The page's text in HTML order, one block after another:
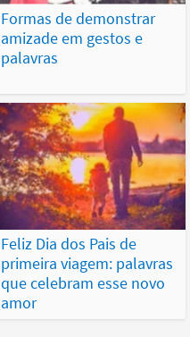
Formas de demonstrar
amizade em gestos e
palavras
Feliz Dia dos Pais de
primeira viagem: palavras
que celebram esse novo
amor